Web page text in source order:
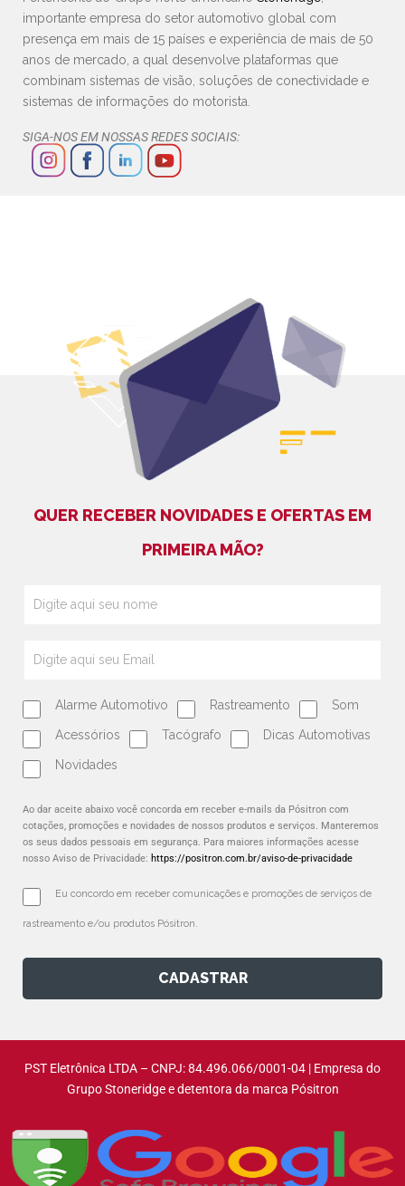
importante empresa do setor automotivo global com
presença em mais de 15 países e experiência de mais de 50
anos de mercado, a qual desenvolve plataformas que
combinam sistemas de visão, soluções de conectividade e
sistemas de informações do motorista.
SIGA-NOS EM NOSSAS REDES SOCIAIS:
QUER RECEBER NOVIDADES E OFERTAS EM
PRIMEIRA MÃO?
Alarme Automotivo Rastreamento Som
Acessórios Tacógrafo Dicas Automotivas
Novidades
Ao dar aceite abaixo você concorda em receber e-mails da Pósitron com
cotações, promoções e novidades de nossos produtos e serviços. Manteremos
os seus dados pessoais em segurança. Para maiores informações acesse
nosso Aviso de Privacidade: https://positron.com.br/aviso-de-privacidade
Eu concordo em receber comunicações e promoções de serviços de
rastreamento e/ou produtos Pósitron.
CADASTRAR
PST Eletrônica LTDA – CNPJ: 84.496.066/0001-04 | Empresa do
Grupo Stoneridge e detentora da marca Pósitron